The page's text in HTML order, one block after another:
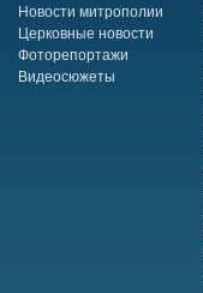
Новости митрополии
Церковные новости
Фоторепортажи
Видеосюжеты